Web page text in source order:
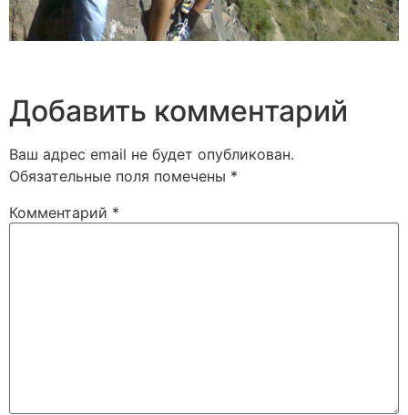
Добавить комментарий
Ваш адрес email не будет опубликован.
Обязательные поля помечены *
Комментарий *